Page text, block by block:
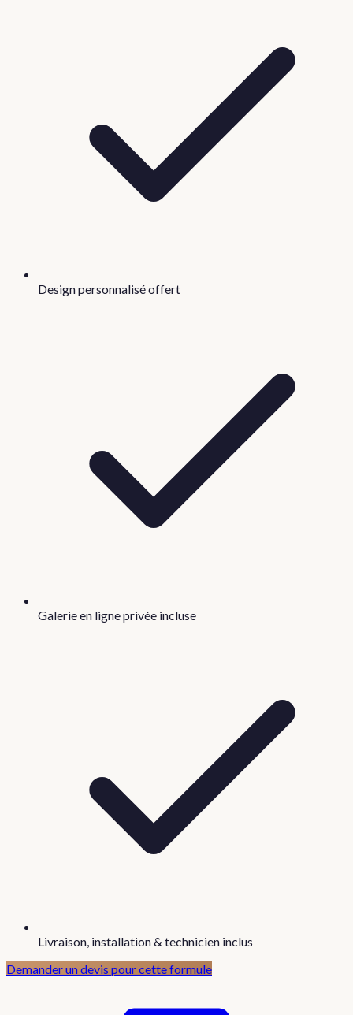
Design personnalisé offert
Galerie en ligne privée incluse
Livraison, installation & technicien inclus
Demander un devis pour cette formule